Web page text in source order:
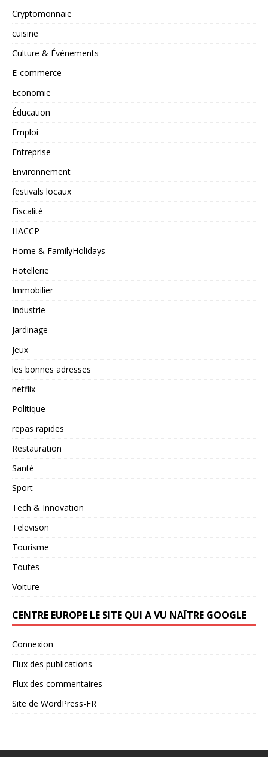
Cryptomonnaie
cuisine
Culture & Événements
E-commerce
Economie
Éducation
Emploi
Entreprise
Environnement
festivals locaux
Fiscalité
HACCP
Home & FamilyHolidays
Hotellerie
Immobilier
Industrie
Jardinage
Jeux
les bonnes adresses
netflix
Politique
repas rapides
Restauration
Santé
Sport
Tech & Innovation
Televison
Tourisme
Toutes
Voiture
CENTRE EUROPE LE SITE QUI A VU NAÎTRE GOOGLE
Connexion
Flux des publications
Flux des commentaires
Site de WordPress-FR